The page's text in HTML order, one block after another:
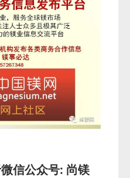
信公众号: 尚镁